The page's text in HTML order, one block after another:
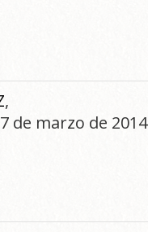
,
de marzo de 2014